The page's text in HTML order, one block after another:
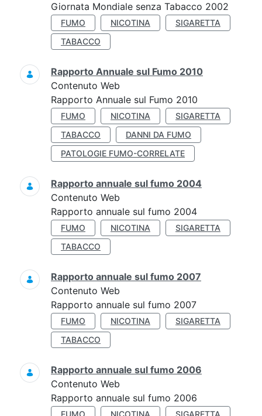
Giornata Mondiale senza Tabacco 2002
FUMO NICOTINA
SIGARETTA
TABACCO
Rapporto Annuale sul Fumo 2010
Contenuto Web
Rapporto Annuale sul Fumo 2010
FUMO NICOTINA
SIGARETTA
TABACCO
DANNI DA FUMO
PATOLOGIE FUMO-CORRELATE
Rapporto annuale sul fumo 2004
Contenuto Web
Rapporto annuale sul fumo 2004
FUMO NICOTINA
SIGARETTA
TABACCO
Rapporto annuale sul fumo 2007
Contenuto Web
Rapporto annuale sul fumo 2007
FUMO NICOTINA
SIGARETTA
TABACCO
Rapporto annuale sul fumo 2006
Contenuto Web
Rapporto annuale sul fumo 2006
FUMO NICOTINA
SIGARETTA